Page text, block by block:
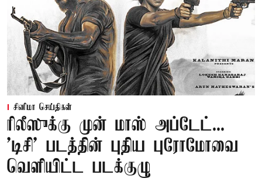
சினிமா செய்திகள்
ரிலீஸுக்கு முன் மாஸ் அப்டேட்...
'டிசி' படத்தின் புதிய புரோமோவை
வெளியிட்ட படக்குழு